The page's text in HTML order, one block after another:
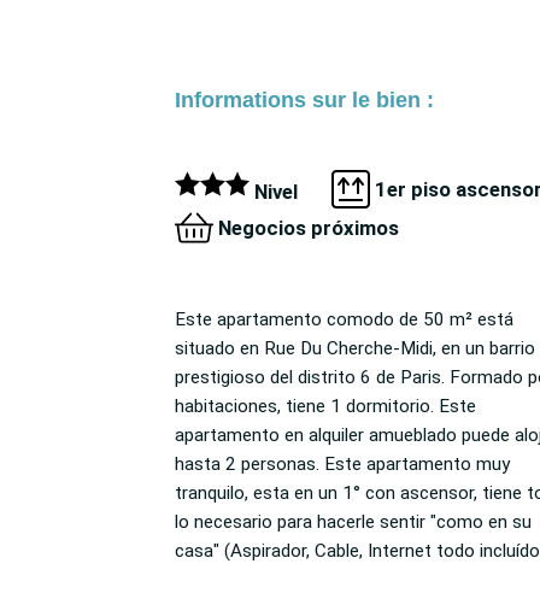
Informations sur le bien :
Nivel
1er piso
Negocios próximos
Este apartamento comodo de 50 m² está
situado en Rue Du Cherche-Midi, en un barrio
prestigioso del distrito 6 de Paris. Formado por 2
habitaciones, tiene 1 dormitorio. Este
apartamento en alquiler amueblado puede
hasta 2 personas. Este apartamento muy
tranquilo, esta en un 1° con ascensor, tiene todo
lo necesario para hacerle sentir "como en su
casa" (Aspirador, Cable, Internet todo incluído,
Lavadora, ropa de cama, Puerta blindada).
Perfectamente conectado con los medios de
transporte parisinos (Sèvres - Babylone/M 10, M
12, Vaneau/M 10, Saint-Placide/M 4), encontrará
cerca de su vivienda amueblada
comercios y servicios (Carnicero, Panadería, Bar,
Gimnasio, Kiosco, Lavandería, Farmacia,